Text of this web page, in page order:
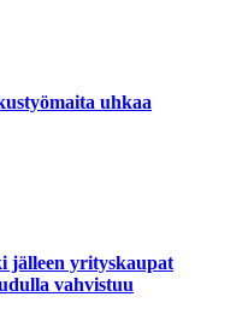
uhkaa
jälleen yrityskaupat
vahvistuu